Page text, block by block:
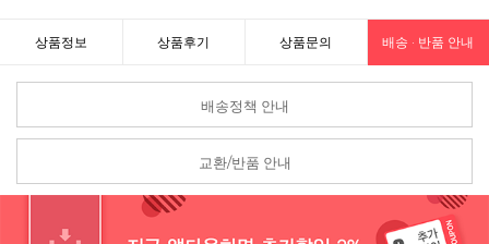
상품정보 상품후기 상품문의 배송 · 반품 안내
배송정책 안내
교환/반품 안내